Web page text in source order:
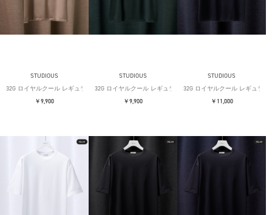
STUDIOUS
32G ロイヤルクール レギュラーTシャツ
￥9,900
STUDIOUS
32G ロイヤルクール レギュラーTシャツ
￥9,900
STUDIOUS
32G ロイヤルクール レギュラー
￥11,000